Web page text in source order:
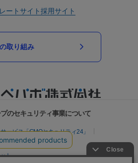
ートサイト採用サイト
取り組み
のセキュリティ事業について
ービス「GMOセキュリティ24」
トリスク診断
ト